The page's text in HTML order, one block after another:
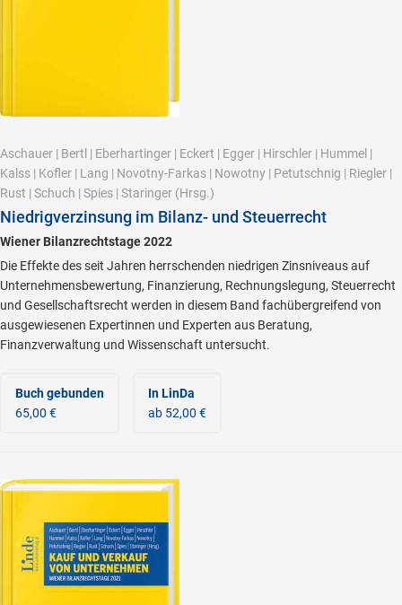
Aschauer | Bertl | Eberhartinger | Eckert | Egger | Hirschler | Hummel |
Kalss | Kofler | Lang | Novotny-Farkas | Nowotny | Petutschnig | Riegler |
Rust | Schuch | Spies | Staringer (Hrsg.)
Niedrigverzinsung im Bilanz- und Steuerrecht
Wiener Bilanzrechtstage 2022
Die Effekte des seit Jahren herrschenden niedrigen Zinsniveaus auf
Unternehmensbewertung, Finanzierung, Rechnungslegung, Steuerrecht
und Gesellschaftsrecht werden in diesem Band fachübergreifend von
ausgewiesenen Expertinnen und Experten aus Beratung,
Finanzverwaltung und Wissenschaft untersucht.
Buch gebunden
65,00 €
In LinDa
ab 52,00 €